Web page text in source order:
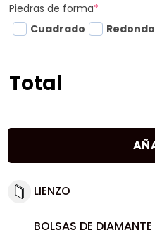
Piedras de forma*
Cuadrado
Redondo
Total
LIENZO
BOLSAS DE DIAMANTE